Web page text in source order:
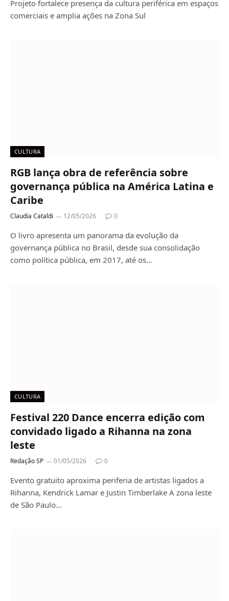
Projeto fortalece presença da cultura periférica em espaços
comerciais e amplia ações na Zona Sul
CULTURA
RGB lança obra de referência sobre
governança pública na América Latina e
Caribe
Claudia Cataldi 12/05/2026 0
O livro apresenta um panorama da evolução da
governança pública no Brasil, desde sua consolidação
como política pública, em 2017, até os…
CULTURA
Festival 220 Dance encerra edição com
convidado ligado a Rihanna na zona
leste
Redação SP 01/05/2026 0
Evento gratuito aproxima periferia de artistas ligados a
Rihanna, Kendrick Lamar e Justin Timberlake A zona leste
de São Paulo…